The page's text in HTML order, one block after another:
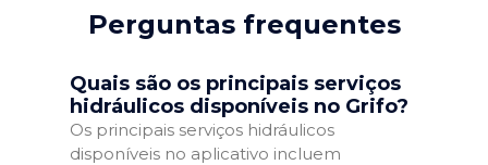
Perguntas frequentes
Quais são os principais serviços
hidráulicos disponíveis no Grifo?
Os principais serviços hidráulicos
disponíveis no aplicativo incluem